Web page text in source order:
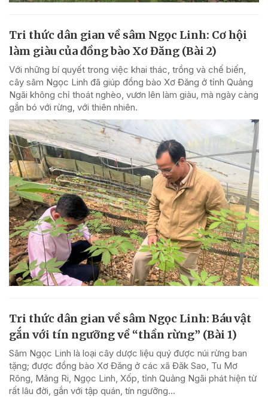
Tri thức dân gian về sâm Ngọc Linh: Cơ hội
làm giàu của đồng bào Xơ Đăng (Bài 2)
Với những bí quyết trong việc khai thác, trồng và chế biến,
cây sâm Ngọc Linh đã giúp đồng bào Xơ Đăng ở tỉnh Quảng
Ngãi không chỉ thoát nghèo, vươn lên làm giàu, mà ngày càng
gắn bó với rừng, với thiên nhiên.
Tri thức dân gian về sâm Ngọc Linh: Báu vật
gắn với tín ngưỡng về “thần rừng” (Bài 1)
Sâm Ngọc Linh là loại cây dược liệu quý được núi rừng ban
tặng; được đồng bào Xơ Đăng ở các xã Đăk Sao, Tu Mơ
Rông, Măng Ri, Ngọc Linh, Xốp, tỉnh Quảng Ngãi phát hiện từ
rất lâu đời, gắn với tập quán, tín ngưỡng...